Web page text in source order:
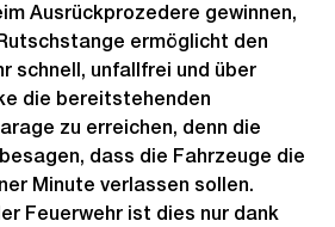
Ausrückprozedere gewinnen,
ermöglicht den
schnell, unfallfrei und über
die bereitstehenden
zu erreichen, denn die
dass die Fahrzeuge die
Minute verlassen sollen.
Feuerwehr ist dies nur dank